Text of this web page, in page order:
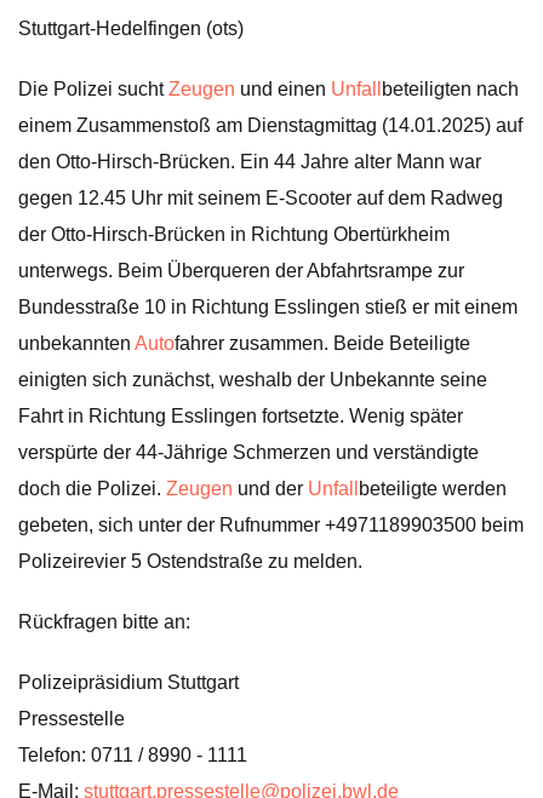
Stuttgart-Hedelfingen (ots)
Die Polizei suchtZeugen und einen Unfall
beteiligten nach
einem Zusammenstoß am Dienstagmittag (14.01.2025) auf
den Otto-Hirsch-Brücken. Ein 44 Jahre alter Mann war
gegen 12.45 Uhr mit seinem E-Scooter auf dem Radweg
der Otto-Hirsch-Brücken in Richtung Obertürkheim
unterwegs. Beim Überqueren der Abfahrtsrampe zur
Bundesstraße 10 in Richtung Esslingen stieß er mit einem
unbekannten Autofahrer zusammen. Beide Beteiligte
einigten sich zunächst, weshalb der Unbekannte seine
Fahrt in Richtung Esslingen fortsetzte. Wenig später
verspürte der 44-Jährige Schmerzen und verständigte
doch die Polizei. Zeugen und der Unfall
beteiligte werden
gebeten, sich unter der Rufnummer +4971189903500 beim
Polizeirevier 5 Ostendstraße zu melden.
Rückfragen bitte an:
Polizeipräsidium Stuttgart
Pressestelle
Telefon: 0711 / 8990 - 1111
E-Mail: stuttgart.pressestelle@polizei.bwl.de